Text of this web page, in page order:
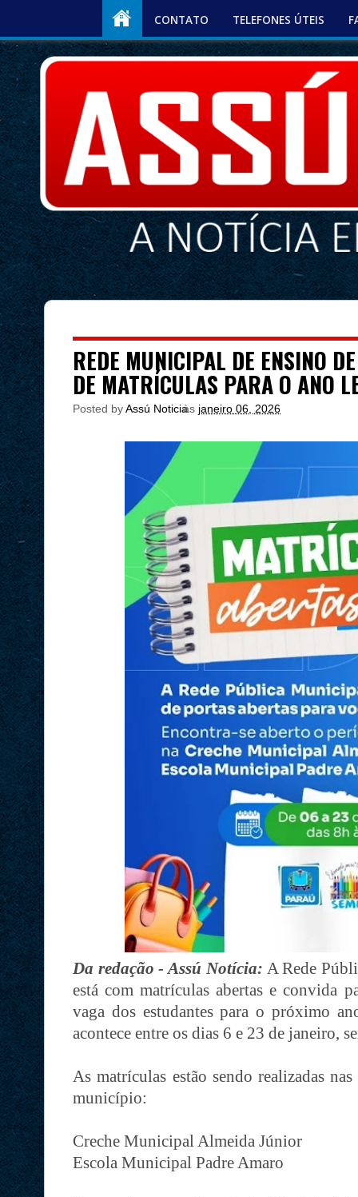
CONTATO TELEFONES ÚTEIS
REDE MUNICIPAL DE ENSINO
DE MATRÍCULAS PARA O ANO
Posted byAssú Noticia
às janeiro 06, 2026
Da redação - Assú Notícia: A Rede
está com matrículas abertas e convida
vaga dos estudantes para o próximo
acontece entre os dias 6 e 23 de janeiro,
As matrículas estão sendo realizadas
município:
Creche Municipal Almeida Júnior
Escola Municipal Padre Amaro